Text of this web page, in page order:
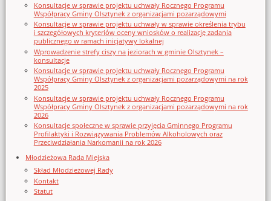
Konsultacje w sprawie projektu uchwały Rocznego Programu
Współpracy Gminy Olsztynek z organizacjami pozarządowymi
Konsultacje w sprawie projektu uchwały w sprawie określenia trybu
i szczegółowych kryteriów oceny wniosków o realizację zadania
publicznego w ramach inicjatywy lokalnej
Wprowadzenie strefy ciszy na jeziorach w gminie Olsztynek –
konsultacje
Konsultacje w sprawie projektu uchwały Rocznego Programu
Współpracy Gminy Olsztynek z organizacjami pozarządowymi na rok
2025
Konsultacje w sprawie projektu uchwały Rocznego Programu
Współpracy Gminy Olsztynek z organizacjami pozarządowymi na rok
2026
Konsultacje społeczne w sprawie przyjęcia Gminnego Programu
Profilaktyki i Rozwiązywania Problemów Alkoholowych oraz
Przeciwdziałania Narkomanii na rok 2026
Młodzieżowa Rada Miejska
Skład Młodzieżowej Rady
Kontakt
Statut